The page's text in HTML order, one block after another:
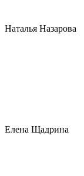
Наталья Назарова
Елена Щадрина